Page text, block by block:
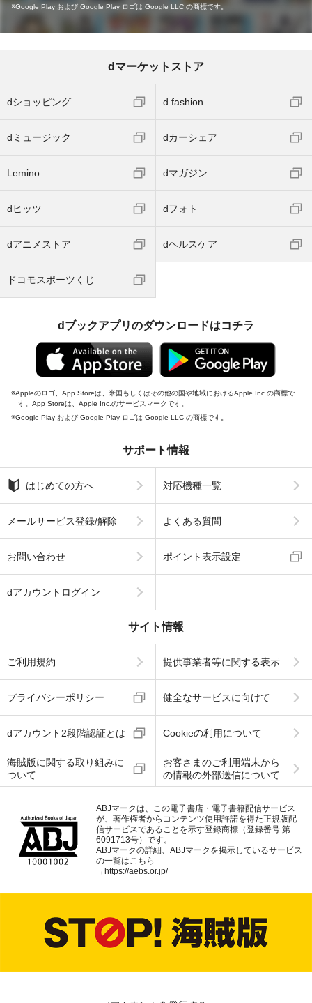
Google Play および Google Play ロゴは Google LLC の商標です。
dマーケットストア
dショッピング d fashion
dミュージック dカーシェア
Lemino dマガジン
dヒッツ dフォト
dアニメストア dヘルスケア
ドコモスポーツくじ
dブックアプリのダウンロードはコチラ
Appleのロゴ、App Storeは、米国もしくはその他の国や地域におけるApple Inc.の商標で
す。App Storeは、Apple Inc.のサービスマークです。
Google Play および Google Play ロゴは Google LLC の商標です。
サポート情報
はじめての方へ 対応機種一覧
メールサービス登録/解除 よくある質問
お問い合わせ ポイント表示設定
dアカウントログイン
サイト情報
ご利用規約 提供事業者等に関する表示
プライバシーポリシー 健全なサービスに向けて
dアカウント2段階認証とは Cookieの利用について
海賊版に関する取り組みに
ついて
お客さまのご利用端末から
の情報の外部送信について
ABJマークは、この電子書店・電子書籍配信サービス
が、著作権者からコンテンツ使用許諾を得た正規版配
信サービスであることを示す登録商標（登録番号 第
6091713号）です。
ABJマークの詳細、ABJマークを掲示しているサービス
の一覧はこちら
→ https://aebs.or.jp/